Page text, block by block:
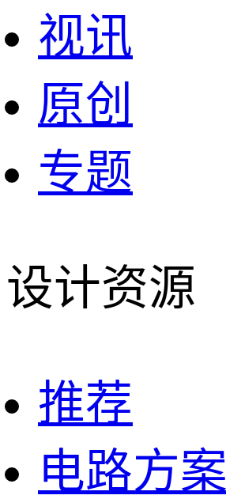
视讯
原创
专题
设计资源
推荐
电路方案